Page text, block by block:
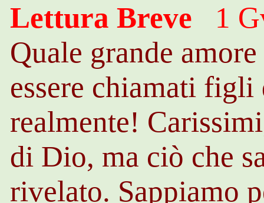
Lettura Breve 1
Quale grande
essere chiamati
realmente!
di Dio, ma ciò che
rivelato. Sappiamo